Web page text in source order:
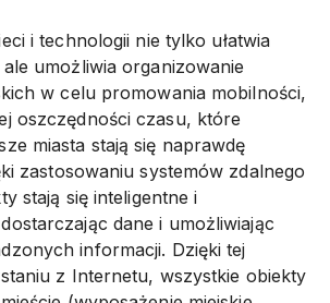
i technologii nie tylko ułatwia
umożliwia organizowanie
w celu promowania mobilności,
oszczędności czasu, które
miasta stają się naprawdę
zastosowaniu systemów zdalnego
stają się inteligentne i
dane i umożliwiając
informacji. Dzięki tej
z Internetu, wszystkie obiekty